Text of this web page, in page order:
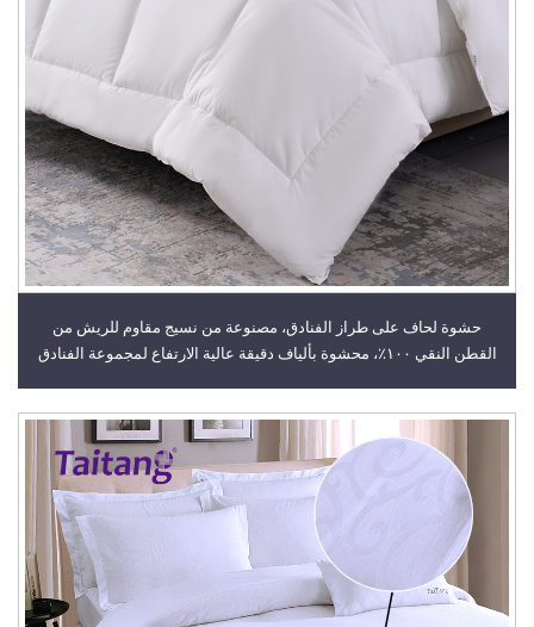
حشوة لحاف على طراز الفنادق، مصنوعة من نسيج مقاوم للريش من
القطن النقي ١٠٠٪، محشوة بألياف دقيقة عالية الارتفاع لمجموعة الفنادق